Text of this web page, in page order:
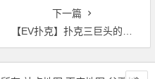
下一篇
【EV扑克】扑克三巨头的WSOP成绩单：Ivey量少而精，丹牛首次盈利，Hellmuth刷经验值